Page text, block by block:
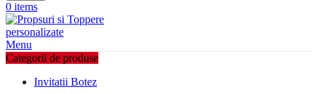
0 items
Menu
Categorii de produse
Invitatii Botez